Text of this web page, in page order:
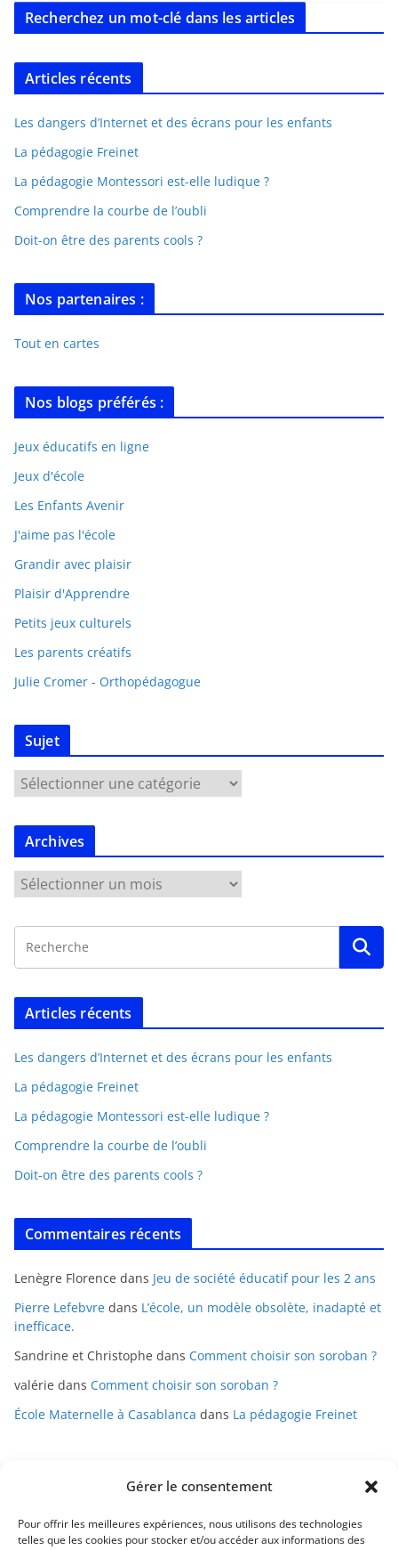
Gérer le consentement
Pour offrir les meilleures expériences, nous utilisons des technologies
telles que les cookies pour stocker et/ou accéder aux informations des
Recherchez un mot-clé dans les articles
Articles récents
Les dangers d’Internet et des écrans pour les enfants
La pédagogie Freinet
La pédagogie Montessori est-elle ludique ?
Comprendre la courbe de l’oubli
Doit-on être des parents cools ?
Nos partenaires :
Tout en cartes
Nos blogs préférés :
Jeux éducatifs en ligne
Jeux d'école
Les Enfants Avenir
J'aime pas l'école
Grandir avec plaisir
Plaisir d'Apprendre
Petits jeux culturels
Les parents créatifs
Julie Cromer - Orthopédagogue
Sujet
Archives
Articles récents
Les dangers d’Internet et des écrans pour les enfants
La pédagogie Freinet
La pédagogie Montessori est-elle ludique ?
Comprendre la courbe de l’oubli
Doit-on être des parents cools ?
Commentaires récents
Lenègre Florence dans Jeu de société éducatif pour les 2 ans
Pierre Lefebvre dans L’école, un modèle obsolète, inadapté et
inefficace.
Sandrine et Christophe dans Comment choisir son soroban ?
valérie dans Comment choisir son soroban ?
École Maternelle à Casablanca dans La pédagogie Freinet